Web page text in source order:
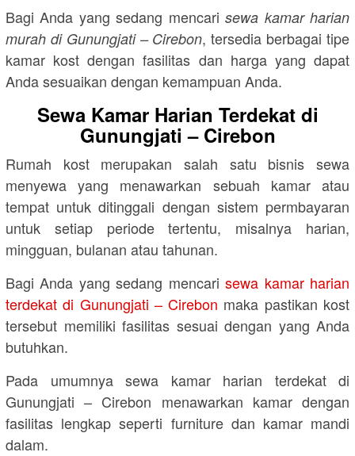
Bagi Anda yang sedang mencarisewa kamar harian
murah di Gunungjati – Cirebon, tersedia berbagai tipe
kamar kost dengan fasilitas dan harga yang dapat
Anda sesuaikan dengan kemampuan Anda.
Sewa Kamar Harian Terdekat di
Gunungjati – Cirebon
Rumah kost merupakan salah satu bisnis sewa
menyewa yang menawarkan sebuah kamar atau
tempat untuk ditinggali dengan sistem permbayaran
untuk setiap periode tertentu, misalnya harian,
mingguan, bulanan atau tahunan.
Bagi Anda yang sedang mencarisewa kamar harian
terdekat di Gunungjati – Cirebon maka pastikan kost
tersebut memiliki fasilitas sesuai dengan yang Anda
butuhkan.
Pada umumnya sewa kamar harian terdekat di
Gunungjati – Cirebon menawarkan kamar dengan
fasilitas lengkap seperti furniture dan kamar mandi
dalam.